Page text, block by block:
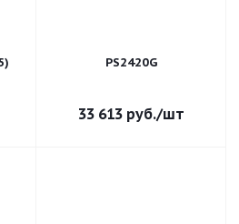
PS2420G
33 613 руб./шт